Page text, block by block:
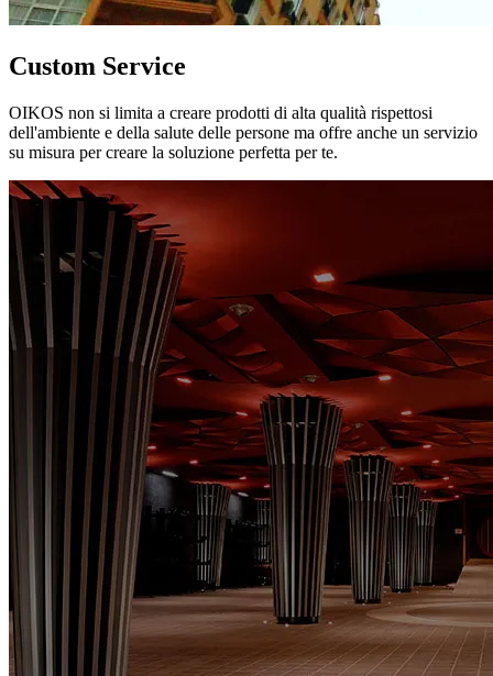
Custom Service
OIKOS non si limita a creare prodotti di alta qualità rispettosi
dell'ambiente e della salute delle persone ma offre anche un servizio
su misura per creare la soluzione perfetta per te.